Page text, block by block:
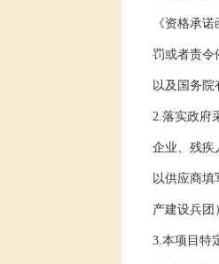
《资格承
罚或者责令
以及国务院
2.落实政府
企业、残疾
以供应商
产建设兵团
3.本项目特